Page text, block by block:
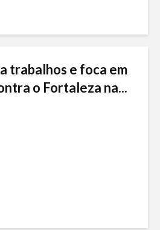
trabalhos e foca em
o Fortaleza na...